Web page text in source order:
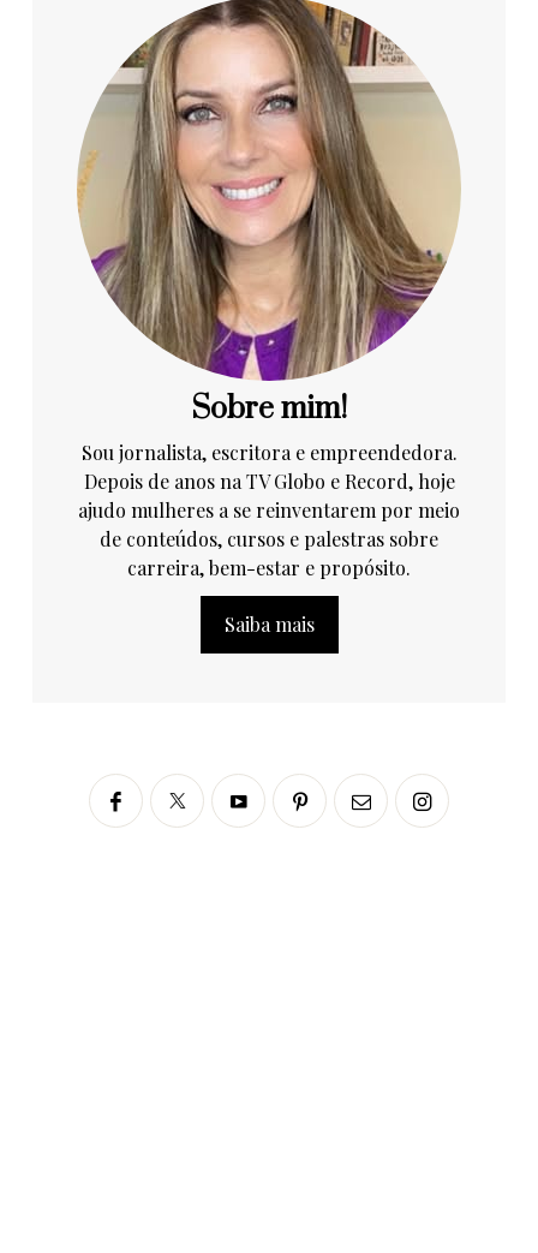
Sobre mim!
Sou jornalista, escritora e empreendedora.
Depois de anos na TV Globo e Record, hoje
ajudo mulheres a se reinventarem por meio
de conteúdos, cursos e palestras sobre
carreira, bem-estar e propósito.
Saiba mais